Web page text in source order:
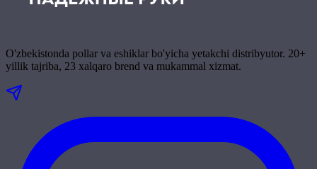
O'zbekistonda pollar va eshiklar bo'yicha yetakchi distribyutor. 20+
yillik tajriba, 23 xalqaro brend va mukammal xizmat.